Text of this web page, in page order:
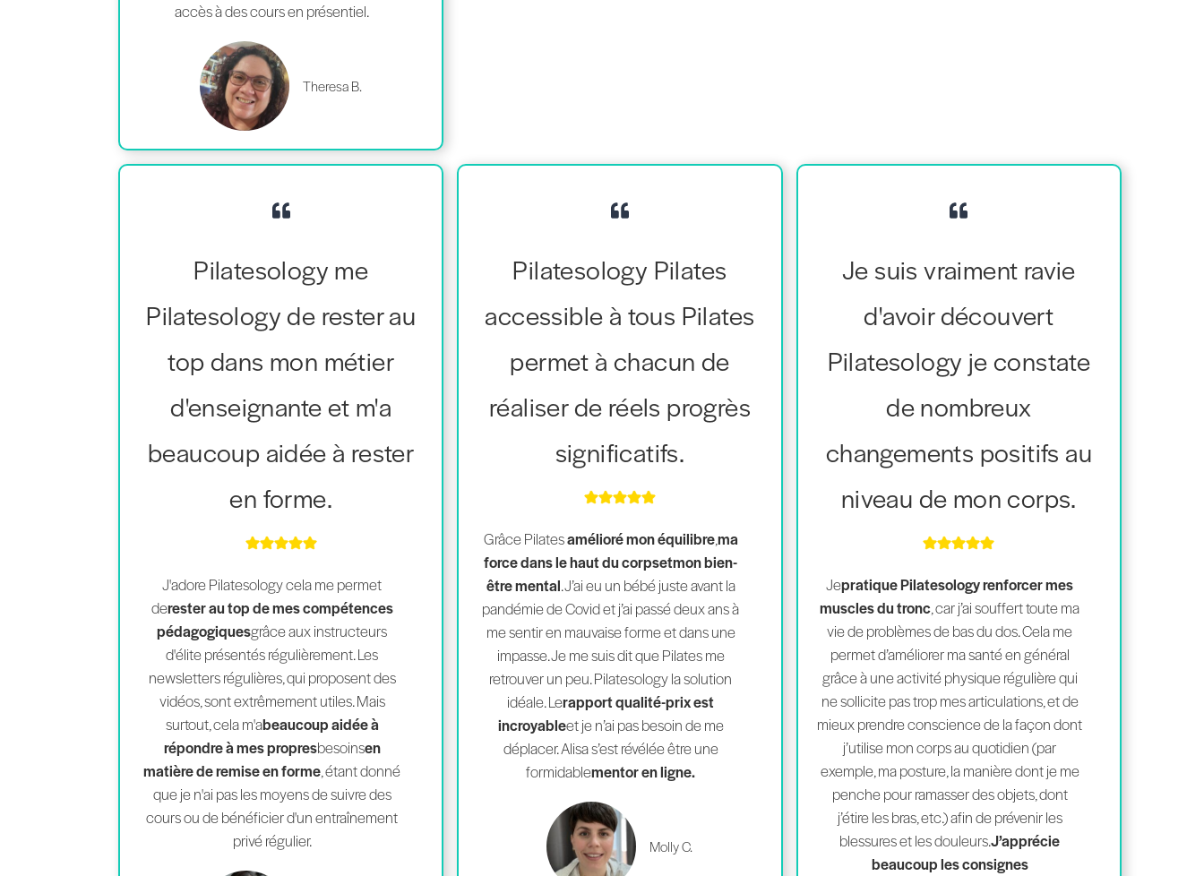
accès à des cours en présentiel.
Theresa B.
Pilatesology me
Pilatesology de rester au
top dans mon métier
d'enseignante et m'a
beaucoup aidée à rester
en forme.
J'adore Pilatesology cela me permet
derester au top de mes compétences
pédagogiquesgrâce aux instructeurs
d'élite présentés régulièrement. Les
newsletters régulières, qui proposent des
vidéos, sont extrêmement utiles. Mais
surtout, cela m'abeaucoup aidée à
répondre à mes propresbesoinsen
matière de remise en forme, étant donné
que je n'ai pas les moyens de suivre des
cours ou de bénéficier d'un entraînement
privé régulier.
Pilatesology Pilates
accessible à tous Pilates
permet à chacun de
réaliser de réels progrès
significatifs.
Grâce Pilatesamélioré mon équilibre,ma
force dans le haut du corpsetmon bien-
être mental. J’ai eu un bébé juste avant la
pandémie de Covid et j’ai passé deux ans à
me sentir en mauvaise forme et dans une
impasse. Je me suis dit que Pilates me
retrouver un peu. Pilatesology la solution
idéale. Lerapport qualité-prix est
incroyableet je n’ai pas besoin de me
déplacer. Alisa s’est révélée être une
formidablementor en ligne.
Molly C.
Je suis vraiment ravie
d'avoir découvert
Pilatesology je constate
de nombreux
changements positifs au
niveau de mon corps.
Jepratique Pilatesology renforcer mes
muscles du tronc, car j’ai souffert toute ma
vie de problèmes de bas du dos. Cela me
permet d’améliorer ma santé en général
grâce à une activité physique régulière qui
ne sollicite pas trop mes articulations, et de
mieux prendre conscience de la façon dont
j’utilise mon corps au quotidien (par
exemple, ma posture, la manière dont je me
penche pour ramasser des objets, dont
j’étire les bras, etc.) afin de prévenir les
blessures et les douleurs.J’apprécie
beaucoup les consignes